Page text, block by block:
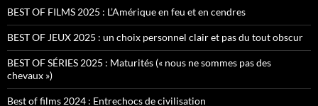
BEST OF FILMS 2025 : L’Amérique en feu et en cendres
BEST OF JEUX 2025 : un choix personnel clair et pas du tout obscur
BEST OF SÉRIES 2025 : Maturités (« nous ne sommes pas des
chevaux »)
Best of films 2024 : Entrechocs de civilisation